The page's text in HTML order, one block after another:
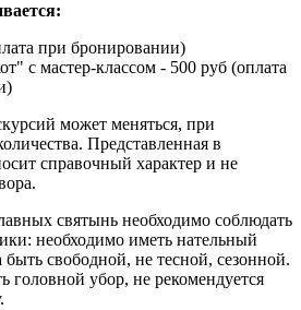
при бронировании)
с мастер-классом - 500 руб (оплата
может меняться, при
Представленная в
справочный характер и не
святынь необходимо соблюдать
необходимо иметь нательный
свободной, не тесной, сезонной.
убор, не рекомендуется